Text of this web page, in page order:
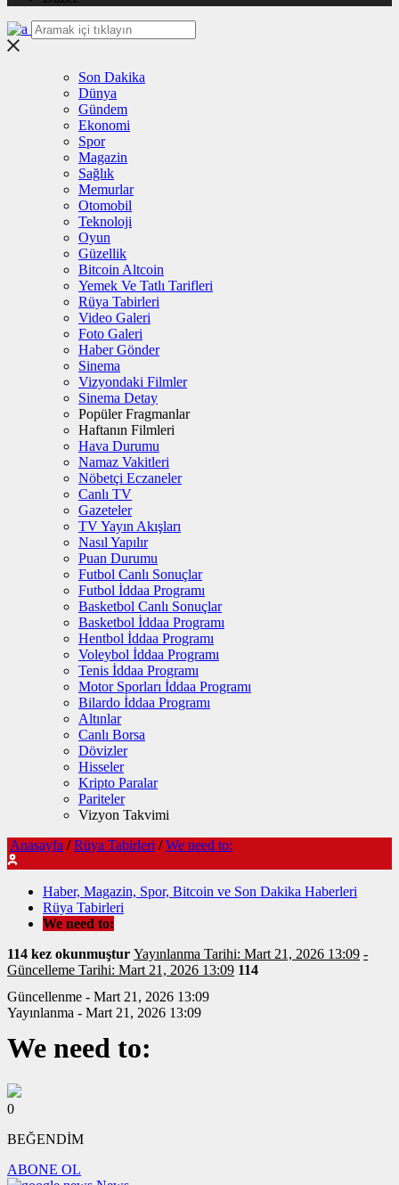
Son Dakika
Dünya
Gündem
Ekonomi
Spor
Magazin
Sağlık
Memurlar
Otomobil
Teknoloji
Oyun
Güzellik
Bitcoin Altcoin
Yemek Ve Tatlı Tarifleri
Rüya Tabirleri
Video Galeri
Foto Galeri
Haber Gönder
Sinema
Vizyondaki Filmler
Sinema Detay
Popüler Fragmanlar
Haftanın Filmleri
Hava Durumu
Namaz Vakitleri
Nöbetçi Eczaneler
Canlı TV
Gazeteler
TV Yayın Akışları
Nasıl Yapılır
Puan Durumu
Futbol Canlı Sonuçlar
Futbol İddaa Programı
Basketbol Canlı Sonuçlar
Basketbol İddaa Programı
Hentbol İddaa Programı
Voleybol İddaa Programı
Tenis İddaa Programı
Motor Sporları İddaa Programı
Bilardo İddaa Programı
Altınlar
Canlı Borsa
Dövizler
Hisseler
Kripto Paralar
Pariteler
Vizyon Takvimi
Anasayfa / Rüya Tabirleri / We need to:
Haber, Magazin, Spor, Bitcoin ve Son Dakika Haberleri
Rüya Tabirleri
We need to:
114 kez okunmuştur Yayınlanma Tarihi: Mart 21, 2026 13:09 -
Güncelleme Tarihi: Mart 21, 2026 13:09 114
Güncellenme - Mart 21, 2026 13:09
Yayınlanma - Mart 21, 2026 13:09
We need to:
0
BEĞENDİM
ABONE OL